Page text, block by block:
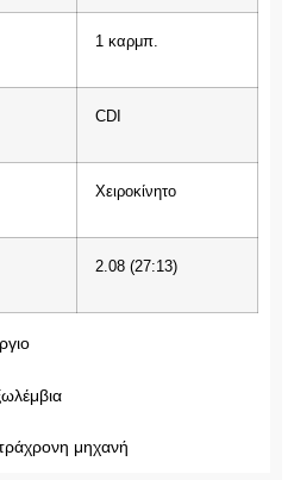
1 καρμπ.
CDI
Χειροκίνητο
2.08 (27:13)
μηχανή